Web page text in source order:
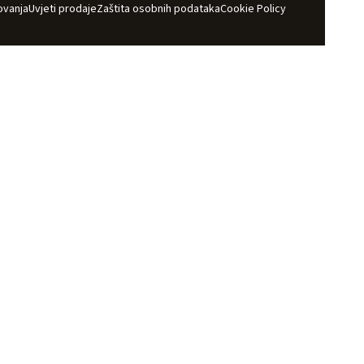
Uvjeti prodajeZaštita osobnih podatakaCookie Policy